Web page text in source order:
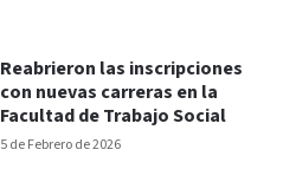
5 de Febrero de 2026
Reabrieron las inscripciones
con nuevas carreras en la
Facultad de Trabajo Social